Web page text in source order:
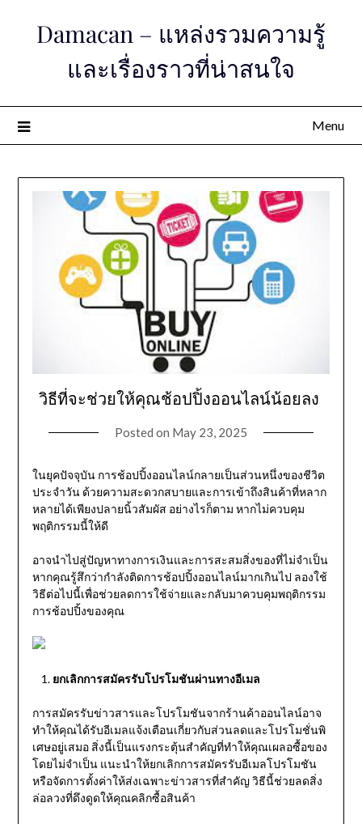
Damacan – แหล่งรวมความรู้
และเรื่องราวที่น่าสนใจ
Menu
วิธีที่จะช่วยให้คุณช้อปปิ้งออนไลน์น้อยลง
Posted on May 23, 2025
ในยุคปัจจุบัน การช้อปปิ้งออนไลน์กลายเป็นส่วนหนึ่งของชีวิต
ประจำวัน ด้วยความสะดวกสบายและการเข้าถึงสินค้าที่หลาก
หลายได้เพียงปลายนิ้วสัมผัส อย่างไรก็ตาม หากไม่ควบคุม
พฤติกรรมนี้ให้ดี
อาจนำไปสู่ปัญหาทางการเงินและการสะสมสิ่งของที่ไม่จำเป็น
หากคุณรู้สึกว่ากำลังติดการช้อปปิ้งออนไลน์มากเกินไป ลองใช้
วิธีต่อไปนี้เพื่อช่วยลดการใช้จ่ายและกลับมาควบคุมพฤติกรรม
การช้อปปิ้งของคุณ
ยกเลิกการสมัครรับโปรโมชันผ่านทางอีเมล
การสมัครรับข่าวสารและโปรโมชันจากร้านค้าออนไลน์อาจ
ทำให้คุณได้รับอีเมลแจ้งเตือนเกี่ยวกับส่วนลดและโปรโมชั่นพิ
เศษอยู่เสมอ สิ่งนี้เป็นแรงกระตุ้นสำคัญที่ทำให้คุณเผลอซื้อของ
โดยไม่จำเป็น แนะนำให้ยกเลิกการสมัครรับอีเมลโปรโมชัน
หรือจัดการตั้งค่าให้ส่งเฉพาะข่าวสารที่สำคัญ วิธีนี้ช่วยลดสิ่ง
ล่อลวงที่ดึงดูดให้คุณคลิกซื้อสินค้า